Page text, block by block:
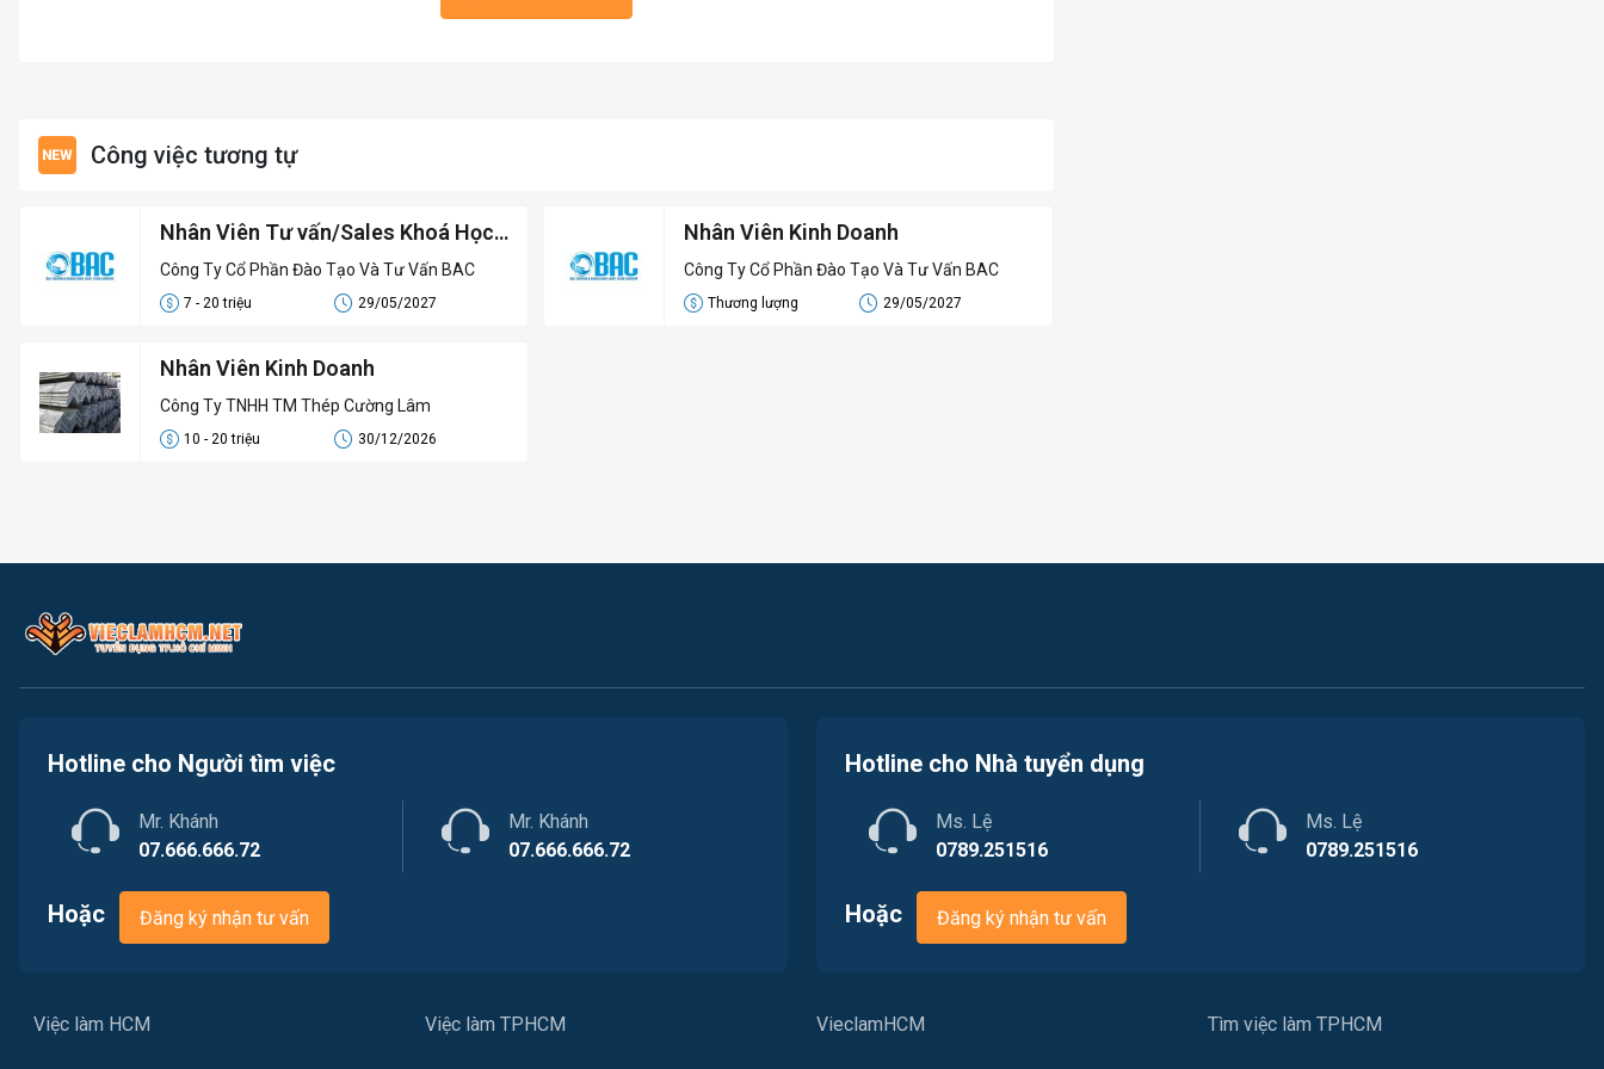
Công việc tương tự
Nhân Viên Tư vấn/Sales Khoá Học -
Digital Sales
Công Ty Cổ Phần Đào Tạo Và Tư Vấn BAC
7 - 20 triệu 29/05/2027
Nhân Viên Kinh Doanh
Công Ty Cổ Phần Đào Tạo Và Tư Vấn BAC
Thương lượng 29/05/2027
Nhân Viên Kinh Doanh
Công Ty TNHH TM Thép Cường Lâm
10 - 20 triệu 30/12/2026
Công nhân
Tiếng Anh
Logistics
Hotline cho Người tìm việc
Mr. Khánh
07.666.666.72
Mr. Khánh
07.666.666.72
Hoặc Đăng ký nhận tư vấn
Hotline cho Nhà tuyển dụng
Ms. Lệ
0789.251516
Ms. Lệ
0789.251516
Hoặc Đăng ký nhận tư vấn
Việc làm HCM Việc làm TPHCM VieclamHCM Tìm việc làm TPHCM